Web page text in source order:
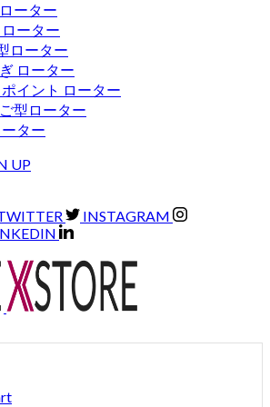
ーター
ーター
ローター
ローター
ポイント ローター
型ローター
ター
UP
INSTAGRAM